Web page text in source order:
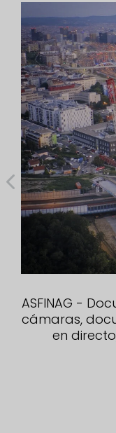
ASFINAG -
cámaras,
en